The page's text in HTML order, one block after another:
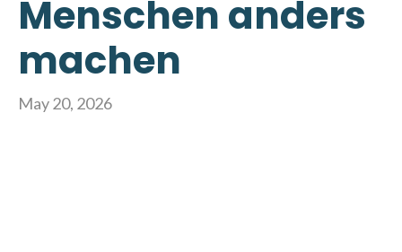
Menschen anders
machen
May 20, 2026